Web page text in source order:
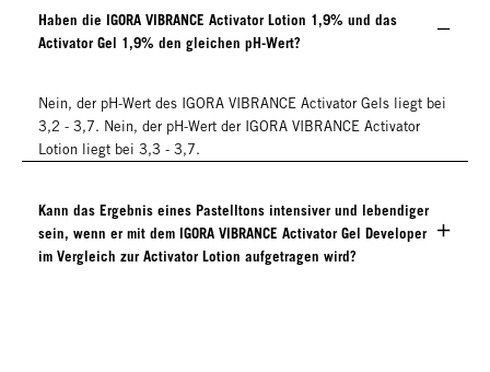
Haben die IGORA VIBRANCE Activator Lotion 1,9% und das
Activator Gel 1,9% den gleichen pH-Wert?
Nein, der pH-Wert des IGORA VIBRANCE Activator Gels liegt bei
3,2 - 3,7. Nein, der pH-Wert der IGORA VIBRANCE Activator
Lotion liegt bei 3,3 - 3,7.
Kann das Ergebnis eines Pastelltons intensiver und lebendiger
sein, wenn er mit dem IGORA VIBRANCE Activator Gel Developer
im Vergleich zur Activator Lotion aufgetragen wird?